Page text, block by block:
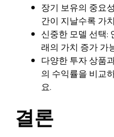
장기 보유의 중요
간이 지날수록 가
신중한 모델 선택:
래의 가치 증가 가
다양한 투자 상품
의 수익률을 비교
요.
결론